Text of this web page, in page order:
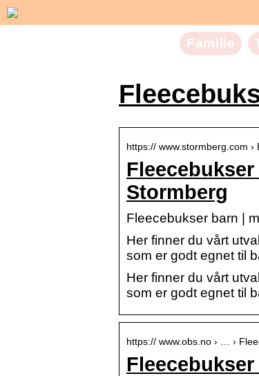
Familie
https:// www.stormberg.com ›
Stormberg
Fleecebukser barn |
Her finner du vårt
som er godt egnet til
Her finner du vårt
som er godt egnet til
https:// www.obs.no › … ›